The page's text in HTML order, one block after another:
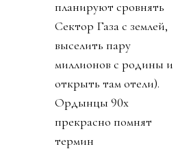
планируют сровнять
Сектор Газа с землей,
выселить пару
миллионов с родины и
открыть там отели).
Ордынцы 90х
прекрасно помнят
термин